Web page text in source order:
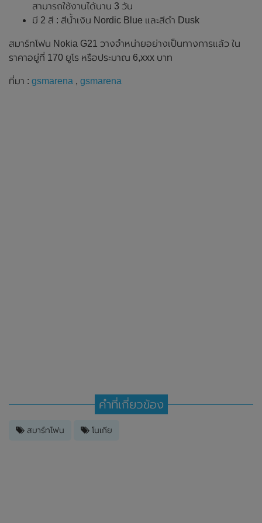
สามารถใช้งานได้นาน 3 วัน
มี 2 สี : สีน้ำเงิน Nordic Blue และสีดำ Dusk
สมาร์ทโฟน Nokia G21 วางจำหน่ายอย่างเป็นทางการแล้ว ใน
ราคาอยู่ที่ 170 ยูโร หรือประมาณ 6,xxx บาท
ที่มา : gsmarena , gsmarena
คำที่เกี่ยวข้อง
สมาร์ทโฟน โนเกีย